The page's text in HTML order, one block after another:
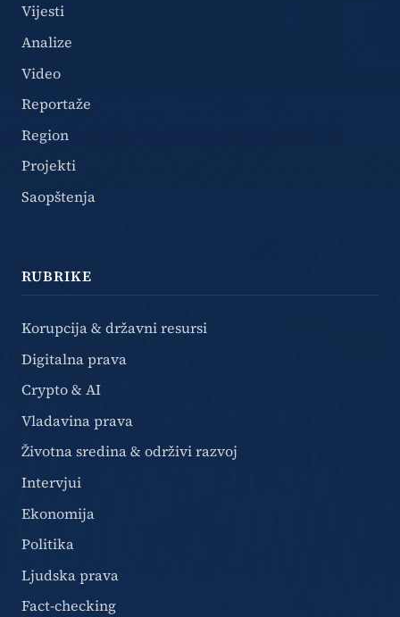
Vijesti
Analize
Video
Reportaže
Region
Projekti
Saopštenja
RUBRIKE
Korupcija & državni resursi
Digitalna prava
Crypto & AI
Vladavina prava
Životna sredina & održivi razvoj
Intervjui
Ekonomija
Politika
Ljudska prava
Fact-checking